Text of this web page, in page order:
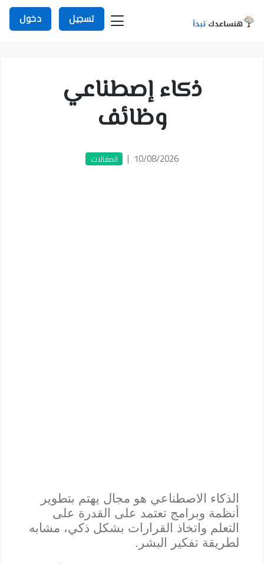
تسجيل دخول
ذكاء إصطناعي
وظائف
10/08/2026
| المقالات
الذكاء الاصطناعي هو مجال يهتم بتطوير
أنظمة وبرامج تعتمد على القدرة على
التعلم واتخاذ القرارات بشكل ذكي، مشابه
لطريقة تفكير البشر.